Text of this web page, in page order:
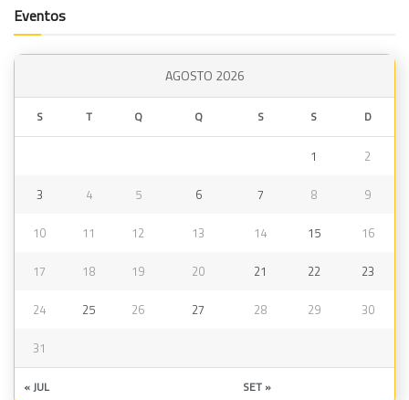
Eventos
AGOSTO 2026
S T Q Q S S D
1 2
3 4 5 6 7 8 9
10 11 12 13 14 15 16
17 18 19 20 21 22 23
24 25 26 27 28 29 30
31
« JUL SET »